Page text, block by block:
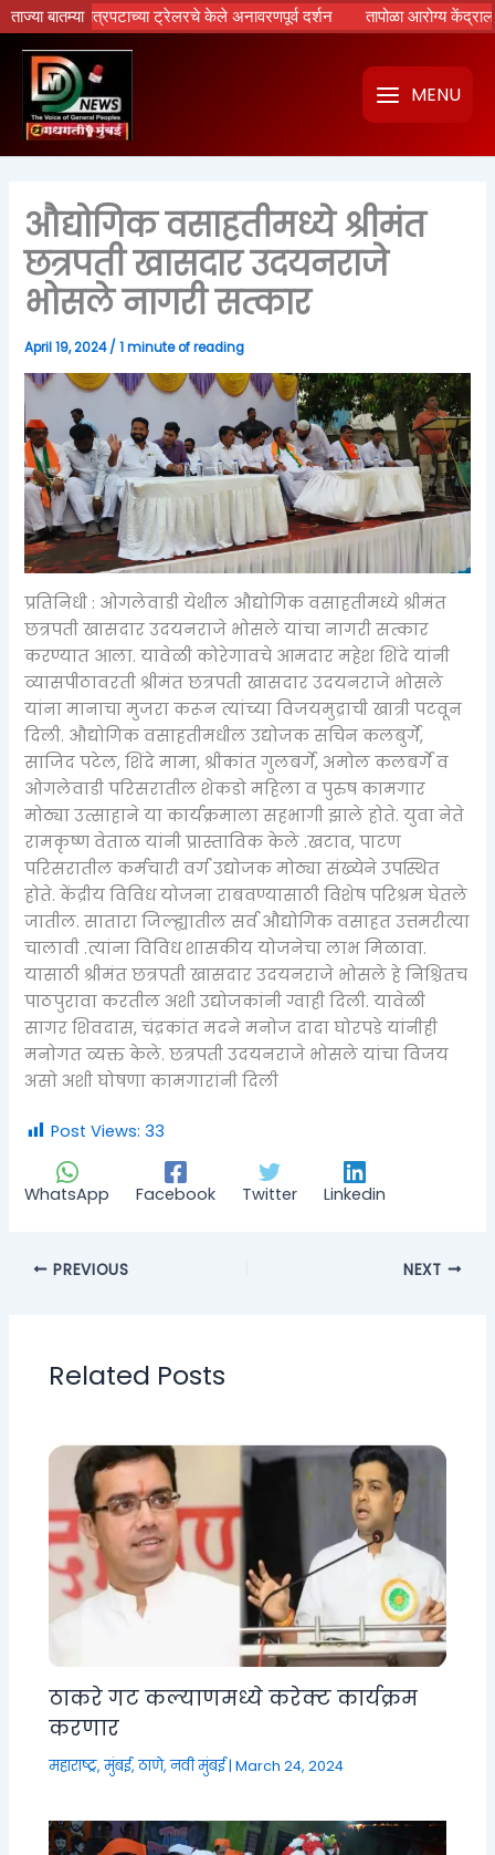
ताज्या बातम्या
चित्रपटाच्या ट्रेलरचे केले अनावरणपूर्व दर्शन तापोळा आरोग्य केंद्राला
Skip
to
content
MENU
औद्योगिक वसाहतीमध्ये श्रीमंत
छत्रपती खासदार उदयनराजे
भोसले नागरी सत्कार
April 19, 2024/1 minute of reading
प्रतिनिधी : ओगलेवाडी येथील औद्योगिक वसाहतीमध्ये श्रीमंत
छत्रपती खासदार उदयनराजे भोसले यांचा नागरी सत्कार
करण्यात आला. यावेळी कोरेगावचे आमदार महेश शिंदे यांनी
व्यासपीठावरती श्रीमंत छत्रपती खासदार उदयनराजे भोसले
यांना मानाचा मुजरा करून त्यांच्या विजयमुद्राची खात्री पटवून
दिली. औद्योगिक वसाहतीमधील उद्योजक सचिन कलबुर्गे,
साजिद पटेल, शिंदे मामा, श्रीकांत गुलबर्गे, अमोल कलबर्गे व
ओगलेवाडी परिसरातील शेकडो महिला व पुरुष कामगार
मोठ्या उत्साहाने या कार्यक्रमाला सहभागी झाले होते. युवा नेते
रामकृष्ण वेताळ यांनी प्रास्ताविक केले .खटाव, पाटण
परिसरातील कर्मचारी वर्ग उद्योजक मोठ्या संख्येने उपस्थित
होते. केंद्रीय विविध योजना राबवण्यासाठी विशेष परिश्रम घेतले
जातील. सातारा जिल्ह्यातील सर्व औद्योगिक वसाहत उत्तमरीत्या
चालावी .त्यांना विविध शासकीय योजनेचा लाभ मिळावा.
यासाठी श्रीमंत छत्रपती खासदार उदयनराजे भोसले हे निश्चितच
पाठपुरावा करतील अशी उद्योजकांनी ग्वाही दिली. यावेळी
सागर शिवदास, चंद्रकांत मदने मनोज दादा घोरपडे यांनीही
मनोगत व्यक्त केले. छत्रपती उदयनराजे भोसले यांचा विजय
असो अशी घोषणा कामगारांनी दिली
Post Views: 33
WhatsApp Facebook Twitter Linkedin
PREVIOUS NEXT
Related Posts
ठाकरे गट कल्याणमध्ये करेक्ट कार्यक्रम
करणार
महाराष्ट्र,मुंबई, ठाणे, नवी मुंबई|March 24, 2024